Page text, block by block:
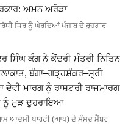
ਅਮਨ ਅਰੋੜਾ
ਧਿਰ ਨੂੰ ਘੇਰਦਿਆਂ ਪੰਜਾਬ ਦੇ ਰੁਜ਼ਗਾਰ
ਸਿੰਘ ਕੰਗ ਨੇ ਕੇਂਦਰੀ ਮੰਤਰੀ ਨਿਤਿਨ
ਬੰਗਾ–ਗੜ੍ਹਸ਼ੰਕਰ–ਸ੍ਰੀ
ਦੇਵੀ ਮਾਰਗ ਨੂੰ ਰਾਸ਼ਟਰੀ ਰਾਜਮਾਰਗ
ਨੂੰ ਮੁੜ ਦੁਹਰਾਇਆ
ਆਦਮੀ ਪਾਰਟੀ (ਆਪ) ਦੇ ਸੰਸਦ ਮੈਂਬਰ